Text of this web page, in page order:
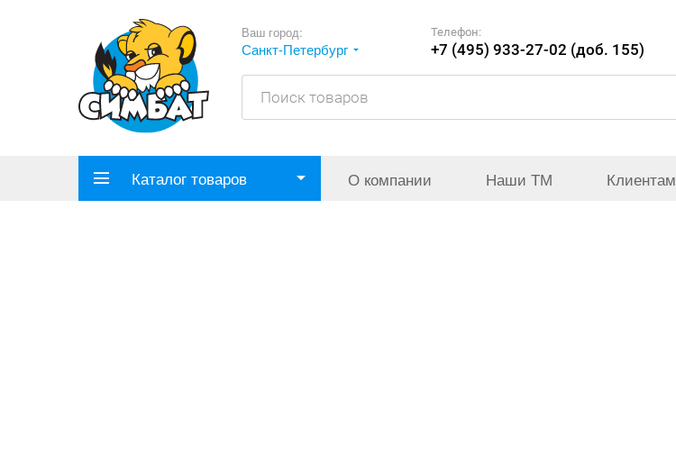
Ваш город:
Санкт-Петербург
Телефон:
+7 (495) 933-27-02 (доб. 155)
Каталог товаров О компании Наши ТМ Клиентам